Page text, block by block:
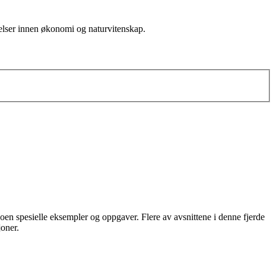
innen økonomi og naturvitenskap.
spesielle eksempler og oppgaver. Flere av avsnittene i denne fjerde